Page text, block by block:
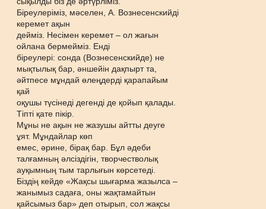
Біреулеріміз, мəселен, А. Вознесенскийді
керемет ақын
дейміз. Несімен керемет – ол жағын
ойлана бермейміз. Енді
біреулері: сонда (Вознесенскийде) не
мықтылық бар, əншейін дақпырт та,
əйтпесе мұндай өлеңдерді қарапайым
қай
оқушы түсінеді дегенді де қойып қалады.
Тіпті қате пікір.
Мұны не ақын не жазушы айтты деуге
ұят. Мұндайлар көп
емес, əрине, бірақ бар. Бұл əдеби
талғамның əлсіздігін, творчестволық
ауқымның тым тарлығын көрсетеді.
Біздің кейде «Жақсы шығарма жазылса –
жанымыз садаға, оны жақтамайтын
қайсымыз бар» деп отырып, сол жақсы